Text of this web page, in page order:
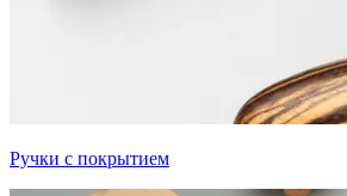
Ручки с покрытием